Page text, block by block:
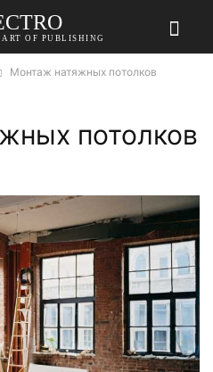
OF PUBLISHING
Монтаж натяжных потолков
потолков